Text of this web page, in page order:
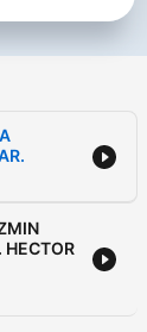
HECTOR